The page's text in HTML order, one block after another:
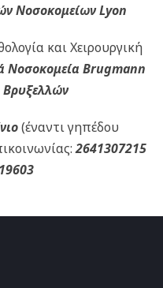
Νοσοκομείων Lyon
και Χειρουργική
Νοσοκομεία Brugmann
(έναντι γηπέδου
2641307215